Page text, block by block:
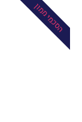
הסכמי ממון